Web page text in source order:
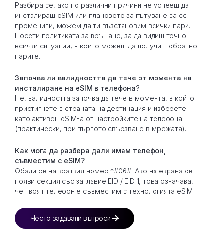
Разбира се, ако по различни причини не успееш да
инсталираш eSIM или плановете за пътуване са се
променили, можем да ти възстановим всички пари.
Посети политиката за връщане, за да видиш точно
всички ситуации, в които можеш да получиш обратно
парите.
Започва ли валидността да тече от момента на
инсталиране на eSIM в телефона?
Не, валидността започва да тече в момента, в който
пристигнете в страната на дестинация и изберете
като активен eSIM-а от настройките на телефона
(практически, при първото свързване в мрежата).
Как мога да разбера дали имам телефон,
съвместим с eSIM?
Обади се на краткия номер *#06#. Ако на екрана се
появи секция със заглавие EID / EID 1, това означава,
че твоят телефон е съвместим с технологията eSIM
Често задавани въпроси